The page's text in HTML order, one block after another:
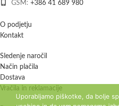
GSM: +386 41 689 980
O podjetju
Kontakt
Sledenje naročil
Način plačila
Dostava
Vračila in reklamacije
Uporabljamo piškotke, da bolje